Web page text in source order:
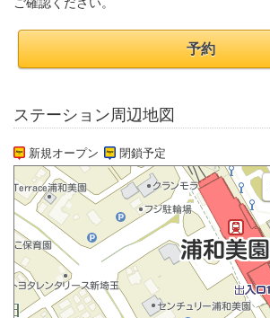
予約
ステーション周辺地図
新規オープン 閉鎖予定